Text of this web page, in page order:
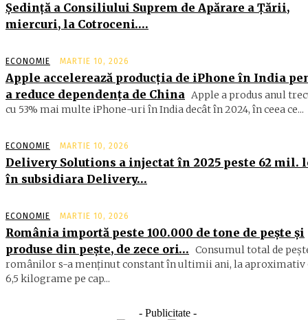
Şedinţă a Consiliului Suprem de Apărare a Ţării,
miercuri, la Cotroceni….
ECONOMIE MARTIE 10, 2026
Apple accelerează producția de iPhone în India
a reduce dependența de China Apple a produs anul
cu 53% mai multe iPhone-uri în India decât în 2024, în ceea ce...
ECONOMIE MARTIE 10, 2026
Delivery Solutions a injectat în 2025 peste 62 mil.
în subsidiara Delivery…
ECONOMIE MARTIE 10, 2026
România importă peste 100.000 de tone de peşte şi
produse din peşte, de zece ori… Consumul total de
ro­mâ­nilor s-a menţinut constant în ul­timii ani, la aproximativ
6,5 ki­lograme pe cap...
- Publicitate -